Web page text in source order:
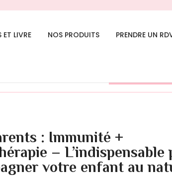
LIVRE NOS PRODUITS PRENDRE UN
: Immunité +
– L’indispensable
votre enfant au